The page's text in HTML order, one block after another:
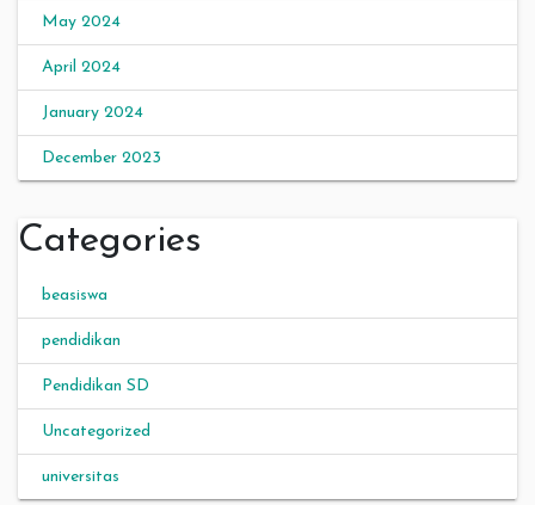
May 2024
April 2024
January 2024
December 2023
Categories
beasiswa
pendidikan
Pendidikan SD
Uncategorized
universitas